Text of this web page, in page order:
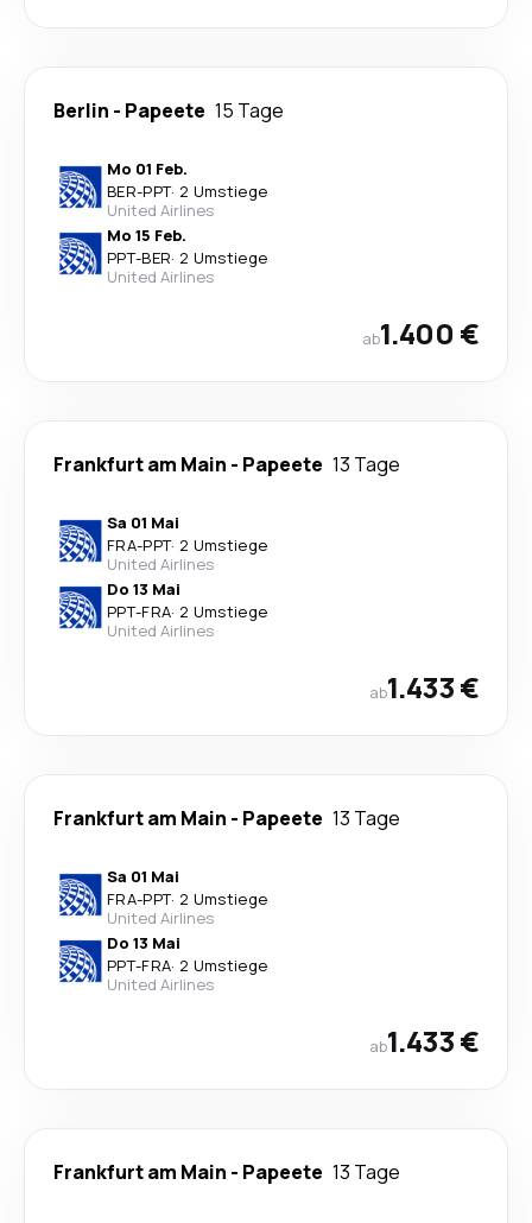
Berlin - Papeete 15 Tage
Mo 01 Feb.
BER-PPT· 2 Umstiege
United Airlines
Mo 15 Feb.
PPT-BER· 2 Umstiege
United Airlines
ab1.400 €
Frankfurt am Main - Papeete 13 Tage
Sa 01 Mai
FRA-PPT· 2 Umstiege
United Airlines
Do 13 Mai
PPT-FRA· 2 Umstiege
United Airlines
ab1.433 €
Frankfurt am Main - Papeete 13 Tage
Sa 01 Mai
FRA-PPT· 2 Umstiege
United Airlines
Do 13 Mai
PPT-FRA· 2 Umstiege
United Airlines
ab1.433 €
Frankfurt am Main - Papeete 13 Tage